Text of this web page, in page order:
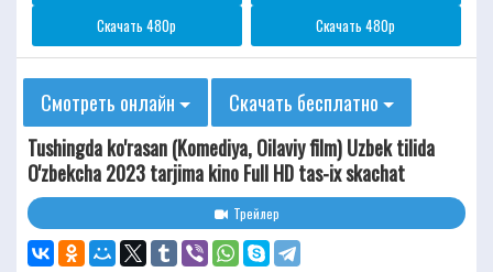
Скачать 480p
Скачать 480p
Смотреть онлайн
Скачать бесплатно
Tushingda ko'rasan (Komediya, Oilaviy film) Uzbek tilida
O'zbekcha 2023 tarjima kino Full HD tas-ix skachat
Трейлер